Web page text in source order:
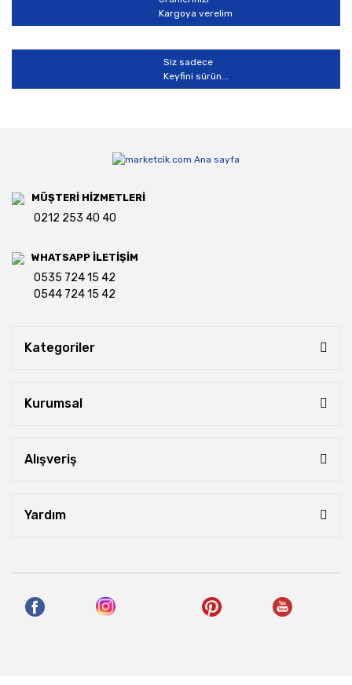
Kargoya verelim
Siz sadece
Keyfini sürün...
MÜŞTERİ HİZMETLERİ
0212 253 40 40
WHATSAPP İLETİŞİM
0535 724 15 42
0544 724 15 42
Kategoriler
Kurumsal
Alışveriş
Yardım